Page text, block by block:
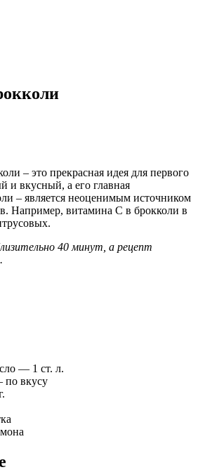
– это прекрасная идея для первого
и вкусный, а его главная
– является неоценимым источником
Например, витамина С в брокколи в
40 минут, а рецепт
— 1 ст. л.
по вкусу